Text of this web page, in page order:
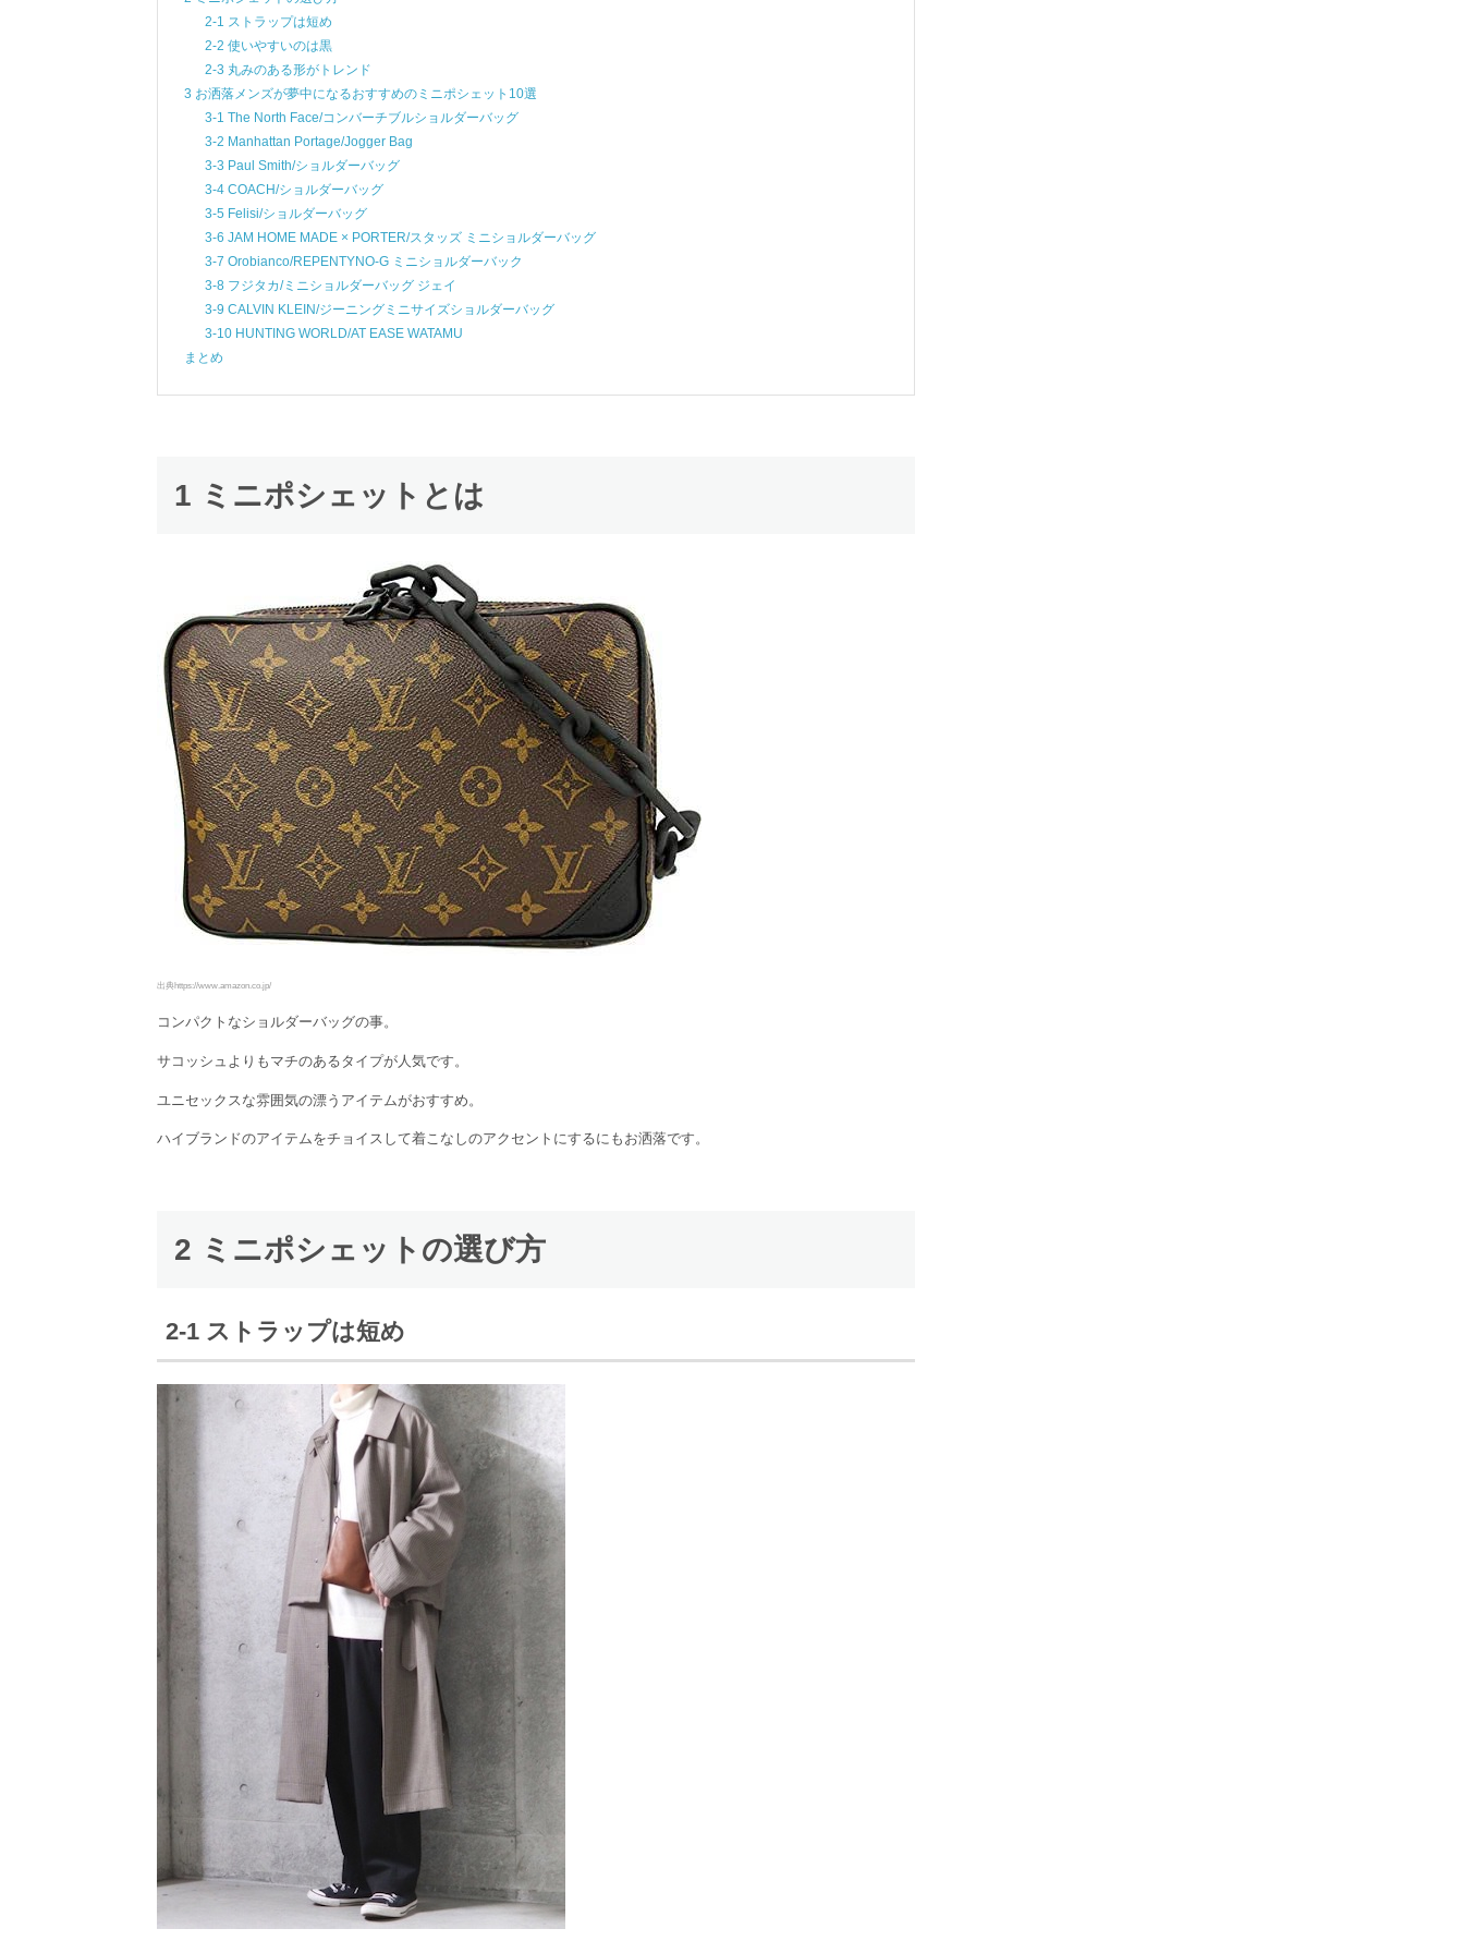
2-1 ストラップは短め
2-2 使いやすいのは黒
2-3 丸みのある形がトレンド
3 お洒落メンズが夢中になるおすすめのミニポシェット10選
3-1 The North Face/コンバーチブルショルダーバッグ
3-2 Manhattan Portage/Jogger Bag
3-3 Paul Smith/ショルダーバッグ
3-4 COACH/ショルダーバッグ
3-5 Felisi/ショルダーバッグ
3-6 JAM HOME MADE × PORTER/スタッズ ミニショルダーバッグ
3-7 Orobianco/REPENTYNO-G ミニショルダーバック
3-8 フジタカ/ミニショルダーバッグ ジェイ
3-9 CALVIN KLEIN/ジーニングミニサイズショルダーバッグ
3-10 HUNTING WORLD/AT EASE WATAMU
まとめ
1 ミニポシェットとは
出典https://www.amazon.co.jp/
コンパクトなショルダーバッグの事。
サコッシュよりもマチのあるタイプが人気です。
ユニセックスな雰囲気の漂うアイテムがおすすめ。
ハイブランドのアイテムをチョイスして着こなしのアクセントにするにもお洒落です。
2 ミニポシェットの選び方
2-1 ストラップは短め